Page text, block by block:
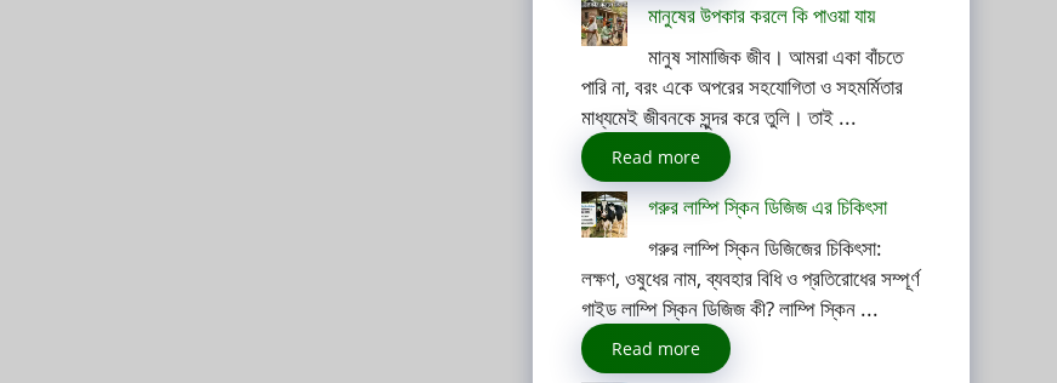
মানুষের উপকার করলে কি পাওয়া যায়
মানুষ সামাজিক জীব। আমরা একা বাঁচতে
পারি না, বরং একে অপরের সহযোগিতা ও সহমর্মিতার
মাধ্যমেই জীবনকে সুন্দর করে তুলি। তাই ...
Read more
গরুর লাম্পি স্কিন ডিজিজ এর চিকিৎসা
গরুর লাম্পি স্কিন ডিজিজের চিকিৎসা:
লক্ষণ, ওষুধের নাম, ব্যবহার বিধি ও প্রতিরোধের সম্পূর্ণ
গাইড লাম্পি স্কিন ডিজিজ কী? লাম্পি স্কিন ...
Read more